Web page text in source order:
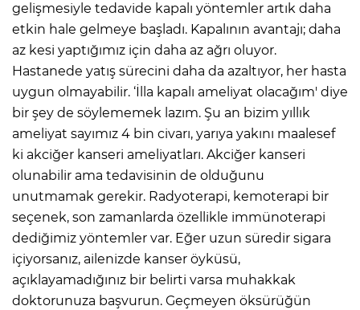
gelişmesiyle tedavide kapalı yöntemler artık daha
etkin hale gelmeye başladı. Kapalının avantajı; daha
az kesi yaptığımız için daha az ağrı oluyor.
Hastanede yatış sürecini daha da azaltıyor, her hasta
uygun olmayabilir. ‘İlla kapalı ameliyat olacağım' diye
bir şey de söylememek lazım. Şu an bizim yıllık
ameliyat sayımız 4 bin civarı, yarıya yakını maalesef
ki akciğer kanseri ameliyatları. Akciğer kanseri
olunabilir ama tedavisinin de olduğunu
unutmamak gerekir. Radyoterapi, kemoterapi bir
seçenek, son zamanlarda özellikle immünoterapi
dediğimiz yöntemler var. Eğer uzun süredir sigara
içiyorsanız, ailenizde kanser öyküsü,
açıklayamadığınız bir belirti varsa muhakkak
doktorunuza başvurun. Geçmeyen öksürüğün